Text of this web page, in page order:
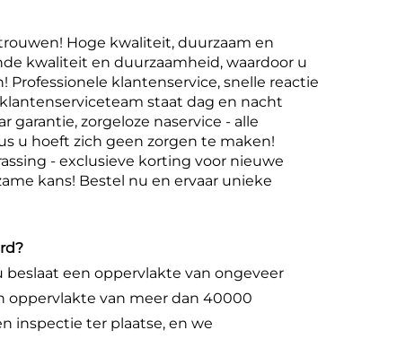
Hoge kwaliteit, duurzaam en
kwaliteit en duurzaamheid, waardoor u
klantenservice, snelle reactie
staat dag en nacht
garantie, zorgeloze naservice - alle
u hoeft zich geen zorgen te maken!
- exclusieve korting voor nieuwe
kans! Bestel nu en ervaar unieke
beslaat een oppervlakte van ongeveer
oppervlakte van meer dan 40000
inspectie ter plaatse, en we